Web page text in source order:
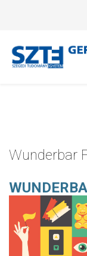
Wunderbar